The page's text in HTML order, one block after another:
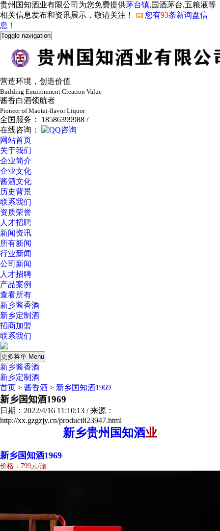
贵州国知酒业有限公司为您免费提供茅台镇,国酒茅台,五粮液等
相关信息发布和资讯展示，敬请关注！
您有93条新询盘信
息！
Toggle navigation
营造环境，创造价值
Building Enuironment Creation Value
酱香白酒领航者
Pioneer of Maotai-flavor Liquor
全国服务： 18586399988 /
在线咨询：
网站首页
关于我们
企业简介
企业文化
酱酒文化
历史背景
联系我们
资质荣誉
人才招聘
新闻资讯
所有新闻
行业新闻
公司新闻
人才招聘
产品案例
查看所有
新乡酱香酒
新乡定制酒
招商加盟
联系我们
更多菜单 Menu
新乡酱香酒
新乡定制酒
首页 > 酱香酒 > 新乡国知酒1969
新乡国知酒1969
日期：2022/4/16 11:10:13 / 来源：
http://xx.gzgzjy.cn/product823947.html
新乡贵州国知酒业
新乡国知酒1969
价格：799元/瓶